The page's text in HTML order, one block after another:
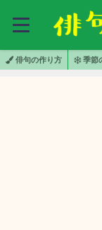
俳句の作り方 季節